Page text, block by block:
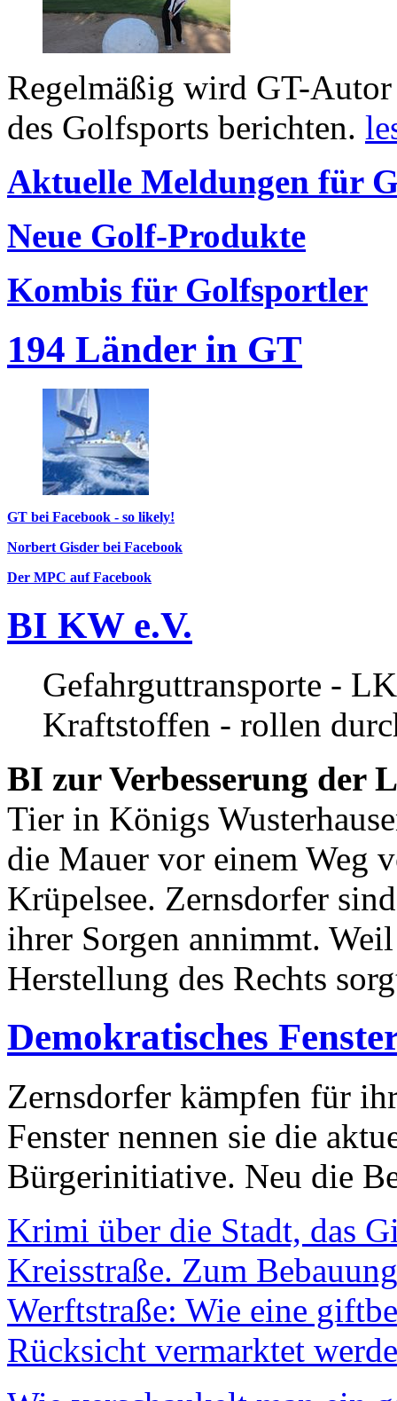
Regelmäßig wird GT-
des Golfsports berichten.
Aktuelle Meldungen für
Neue Golf-Produkte
Kombis für Golfsportler
194 Länder in GT
GT bei Facebook - so likely!
Norbert Gisder bei Facebook
Der MPC auf Facebook
BI KW e.V.
Gefahrguttransporte -
Kraftstoffen - rollen
BI zur Verbesserung der
Tier in Königs
die Mauer vor einem Weg
Krüpelsee. Zernsdorfer
ihrer Sorgen annimmt.
Herstellung des Rechts
Demokratisches
Zernsdorfer kämpfen für
Fenster nennen sie die
Bürgerinitiative. Neu die
Krimi über die Stadt, das
Kreisstraße. Zum
Werftstraße: Wie eine
Rücksicht vermarktet